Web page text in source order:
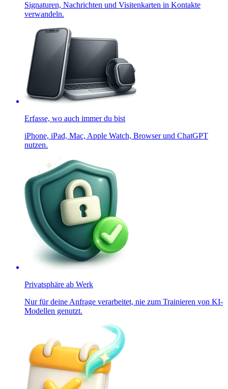
Signaturen, Nachrichten und Visitenkarten in Kontakte
verwandeln.
Erfasse, wo auch immer du bist
iPhone, iPad, Mac, Apple Watch, Browser und ChatGPT
nutzen.
Privatsphäre ab Werk
Nur für deine Anfrage verarbeitet, nie zum Trainieren von KI-
Modellen genutzt.